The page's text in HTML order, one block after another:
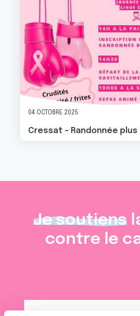
04 OCTOBRE 2025
Cressat - Randonnée plus
Je soutiens
contre le